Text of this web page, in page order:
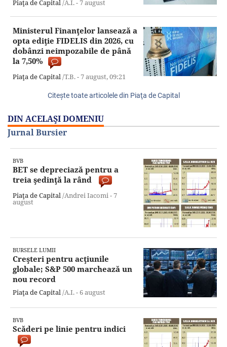
Piaţa de Capital/A.I. -7 august
Ministerul Finanţelor lansează a
opta ediţie FIDELIS din 2026, cu
dobânzi neimpozabile de până
la 7,50%
Piaţa de Capital/T.B. -7 august,09:21
Citeşte toate articolele din Piaţa de Capital
DIN ACELAŞI DOMENIU
Jurnal Bursier
BVB
BET se depreciază pentru a
treia şedinţă la rând
Piaţa de Capital/Andrei Iacomi -7
august
BURSELE LUMII
Creşteri pentru acţiunile
globale; S&P 500 marchează un
nou record
Piaţa de Capital/A.I. -6 august
BVB
Scăderi pe linie pentru indici